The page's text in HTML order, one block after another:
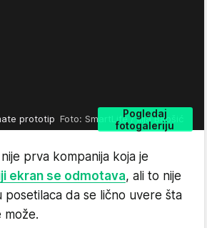
Pogledaj
fotogaleriju
prototip Foto: SmartLife / Ilija Baošić
prva kompanija koja je
ekran se odmotava, ali to nije
posetilaca da se lično uvere šta
može.